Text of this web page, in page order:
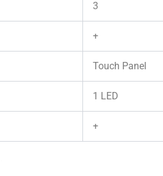
3
+
Touch Panel
1 LED
+